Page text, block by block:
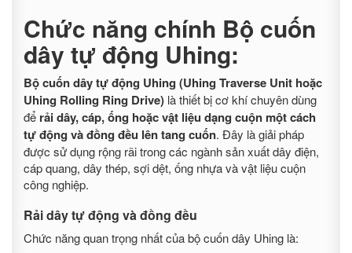
Chức năng chính Bộ cuốn
dây tự động Uhing:
Bộ cuốn dây tự động Uhing (Uhing Traverse Unit hoặc
Uhing Rolling Ring Drive) là thiết bị cơ khí chuyên dùng
để rải dây, cáp, ống hoặc vật liệu dạng cuộn một cách
tự động và đồng đều lên tang cuốn. Đây là giải pháp
được sử dụng rộng rãi trong các ngành sản xuất dây điện,
cáp quang, dây thép, sợi dệt, ống nhựa và vật liệu cuộn
công nghiệp.
Rải dây tự động và đồng đều
Chức năng quan trọng nhất của bộ cuốn dây Uhing là: